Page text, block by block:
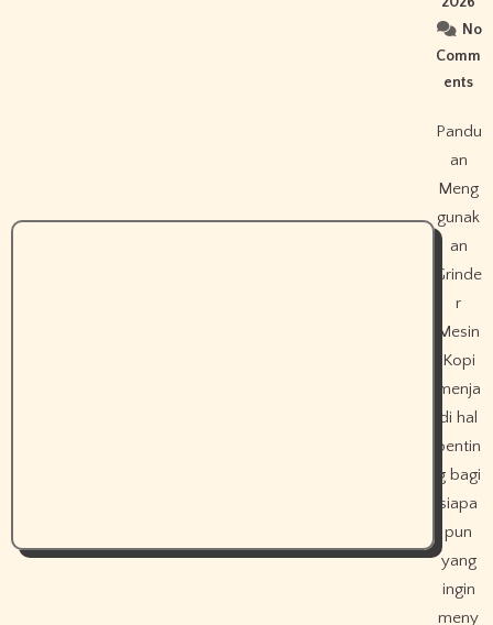
No
Comm
ents
Pandu
an
Meng
gunak
an
Grinde
r
Mesin
Kopi
menja
di hal
pentin
g bagi
siapa
pun
yang
ingin
meny